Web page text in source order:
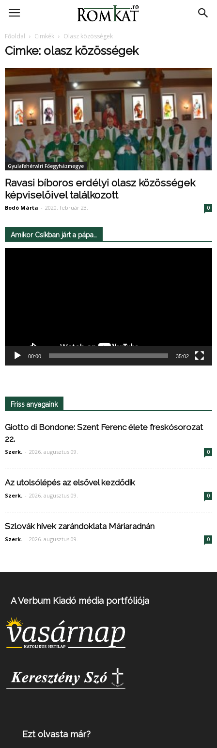
RomKat.ro
Főoldal Cimkék Olasz közösségek
Cimke: olasz közösségek
Gyulafehérvári Főegyházmegye
Ravasi bíboros erdélyi olasz közösségek
képviselőivel találkozott
Bodó Márta - 2020. február 23. 0
Amikor Csíkban járt a pápa…
00:00 35:02
Friss anyagaink
Giotto di Bondone: Szent Ferenc élete freskósorozat
22.
Szerk. - 2026. augusztus 09. 0
Az utolsólépés az elsővel kezdődik
Szerk. - 2026. augusztus 09. 0
Szlovák hívek zarándoklata Máriaradnán
Szerk. - 2026. augusztus 09. 0
A Verbum Kiadó média portfóliója
Ezt olvasta már?